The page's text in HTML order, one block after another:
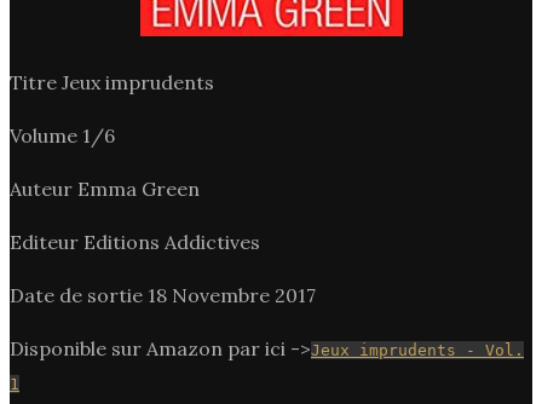
Titre Jeux imprudents
Volume 1/6
Auteur Emma Green
Editeur Editions Addictives
Date de sortie 18 Novembre 2017
Disponible sur Amazon par ici ->Jeux imprudents - Vol.
1